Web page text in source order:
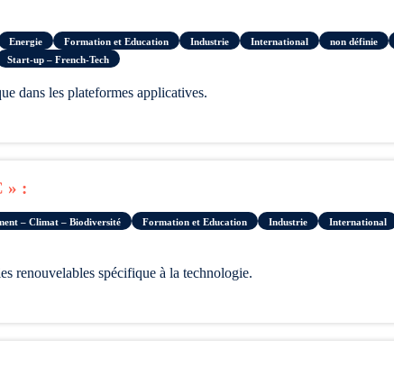
Energie Formation et Education Industrie International non définie
Start-up – French-Tech
dans les plateformes applicatives.
» :
– Climat – Biodiversité Formation et Education Industrie International
renouvelables spécifique à la technologie.